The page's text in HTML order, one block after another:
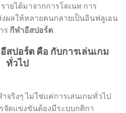
ยได้มาจากการโดเนท การ
ผลให้หลายคนกลายเป็นอินฟลูเอน
ร กีฬาอีสปอร์ต
สปอร์ต คือ กับการเล่นเกม
ทั่วไป
าจริงๆ ไม่ใช่แค่การเล่นเกมทั่วไป
จัดแข่งขันต้องมีระบบกติกา